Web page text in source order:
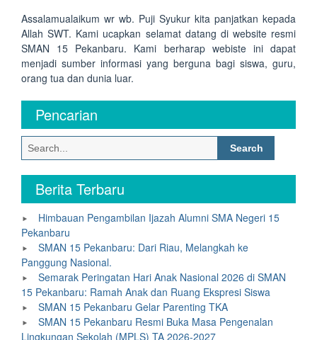
Assalamualaikum wr wb. Puji Syukur kita panjatkan kepada
Allah SWT. Kami ucapkan selamat datang di website resmi
SMAN 15 Pekanbaru. Kami berharap webiste ini dapat
menjadi sumber informasi yang berguna bagi siswa, guru,
orang tua dan dunia luar.
Pencarian
Search
for:
Berita Terbaru
Himbauan Pengambilan Ijazah Alumni SMA Negeri 15
Pekanbaru
SMAN 15 Pekanbaru: Dari Riau, Melangkah ke
Panggung Nasional.
Semarak Peringatan Hari Anak Nasional 2026 di SMAN
15 Pekanbaru: Ramah Anak dan Ruang Ekspresi Siswa
SMAN 15 Pekanbaru Gelar Parenting TKA
SMAN 15 Pekanbaru Resmi Buka Masa Pengenalan
Lingkungan Sekolah (MPLS) TA 2026-2027